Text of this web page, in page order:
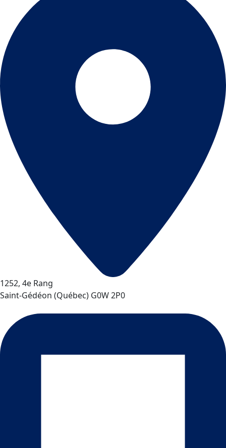
1252, 4e Rang
Saint-Gédéon (Québec) G0W 2P0